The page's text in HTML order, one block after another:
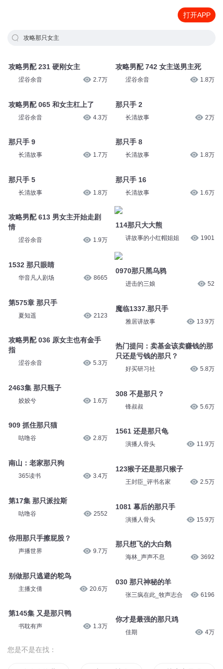
打开APP
攻略那只女主
攻略男配 231 硬刚女主
涩谷余音 2.7万
攻略男配 065 和女主杠上了
涩谷余音 4.3万
那只手 9
长清故事 1.7万
那只手 5
长清故事 1.8万
攻略男配 613 男女主开始走剧
情
涩谷余音 1.9万
1532 那只眼睛
华音凡人剧场 8665
第575章 那只手
夏知遥 2123
攻略男配 036 原女主也有金手
指
涩谷余音 5.3万
2463集 那只瓶子
姣姣兮 1.6万
909 抓住那只猫
咕噜谷 2.8万
南山：老家那只狗
365读书 3.4万
第17集 那只派拉斯
咕噜谷 2552
你用那只手擦屁股？
声播世界 9.7万
别做那只逃避的鸵鸟
主播文倩 20.6万
第145集 又是那只鸭
书耽有声 1.3万
攻略男配 742 女主送男主死
涩谷余音 1.8万
那只手 2
长清故事 2万
那只手 8
长清故事 1.8万
那只手 16
长清故事 1.6万
114那只大大熊
讲故事的小红帽姐姐 1901
0970那只黑乌鸦
进击的三娘 52
魔临1337.那只手
雅居讲故事 13.9万
热门提问：卖基金该卖赚钱的那
只还是亏钱的那只？
好买研习社 5.8万
308 不是那只？
锋叔叔 5.6万
1561 还是那只龟
演播人骨头 11.9万
123猴子还是那只猴子
王封臣_评书名家 2.5万
1081 幕后的那只手
演播人骨头 15.9万
那只想飞的大白鹅
海林_声声不息 3692
030 那只神秘的羊
张三疯在此_牧声志合 6196
你才是最强的那只鸡
佳期 4万
您是不是在找：